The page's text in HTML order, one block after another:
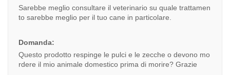
Sarebbe meglio consultare il veterinario su quale trattamen
to sarebbe meglio per il tuo cane in particolare.
Domanda:
Questo prodotto respinge le pulci e le zecche o devono mo
rdere il mio animale domestico prima di morire? Grazie